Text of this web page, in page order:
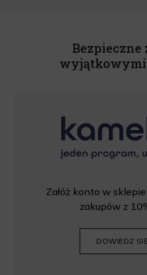
wyjątkowymi
Załóż konto w
zakupów z
DOWIEDZ